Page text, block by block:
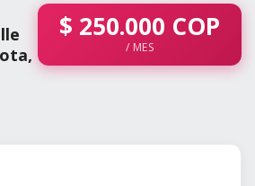
$ 250.000 COP
/ MES